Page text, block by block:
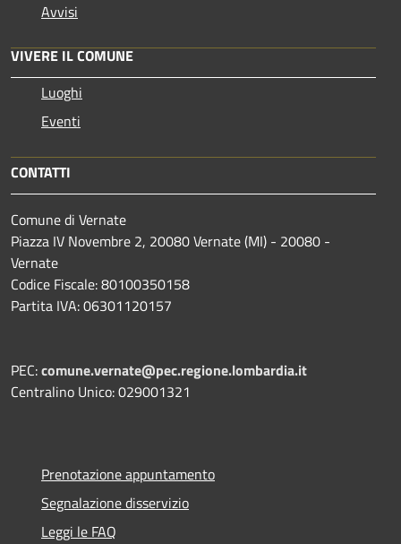
Avvisi
VIVERE IL COMUNE
Luoghi
Eventi
CONTATTI
Comune di Vernate
Piazza IV Novembre 2, 20080 Vernate (MI) - 20080 -
Vernate
Codice Fiscale: 80100350158
Partita IVA: 06301120157
PEC:comune.vernate@pec.regione.lombardia.it
Centralino Unico: 029001321
Prenotazione appuntamento
Segnalazione disservizio
Leggi le FAQ